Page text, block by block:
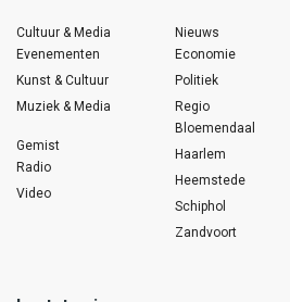
Cultuur & Media
Evenementen
Kunst & Cultuur
Muziek & Media
Gemist
Radio
Video
Nieuws
Economie
Politiek
Regio
Bloemendaal
Haarlem
Heemstede
Schiphol
Zandvoort